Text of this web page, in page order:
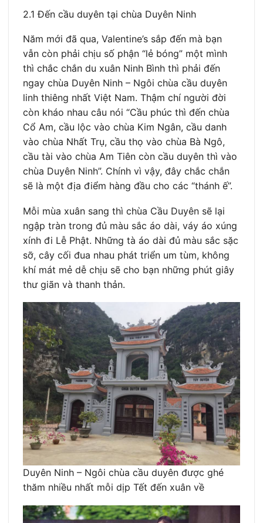
2.1 Đến cầu duyên tại chùa Duyên Ninh
Năm mới đã qua, Valentine’s sắp đến mà bạn
vẫn còn phải chịu số phận “lẻ bóng” một mình
thì chắc chắn du xuân Ninh Bình thì phải đến
ngay chùa Duyên Ninh – Ngôi chùa cầu duyên
linh thiêng nhất Việt Nam. Thậm chí người đời
còn kháo nhau câu nói “Cầu phúc thì đến chùa
Cổ Am, cầu lộc vào chùa Kim Ngân, cầu danh
vào chùa Nhất Trụ, cầu thọ vào chùa Bà Ngô,
cầu tài vào chùa Am Tiên còn cầu duyên thì vào
chùa Duyên Ninh”. Chính vì vậy, đây chắc chắn
sẽ là một địa điểm hàng đầu cho các “thánh ế”.
Mỗi mùa xuân sang thì chùa Cầu Duyên sẽ lại
ngập tràn trong đủ màu sắc áo dài, váy áo xúng
xính đi Lễ Phật. Những tà áo dài đủ màu sắc sặc
sỡ, cây cối đua nhau phát triển um tùm, không
khí mát mẻ dễ chịu sẽ cho bạn những phút giây
thư giãn và thanh thản.
Duyên Ninh – Ngôi chùa cầu duyên được ghé
thăm nhiều nhất mỗi dịp Tết đến xuân về